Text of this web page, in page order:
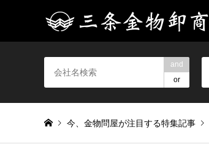
and
or
今、金物問屋が注目する特集記事